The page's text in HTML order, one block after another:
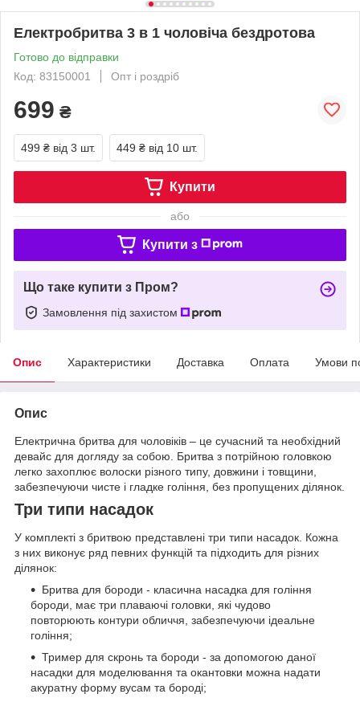
Електробритва 3 в 1 чоловіча бездротова
Готово до відправки
Код: 83150001
Опт і роздріб
699 ₴
499 ₴ від 3 шт. 449 ₴ від 10 шт.
Купити
або
Купити з
Що таке купити з Пром?
Замовлення під захистом
Опис Характеристики Доставка Оплата Умови
Опис
Електрична бритва для чоловіків – це сучасний та необхідний
девайс для догляду за собою. Бритва з потрійною головкою
легко захоплює волоски різного типу, довжини і товщини,
забезпечуючи чисте і гладке гоління, без пропущених ділянок.
Три типи насадок
У комплекті з бритвою представлені три типи насадок. Кожна
з них виконує ряд певних функцій та підходить для різних
ділянок:
Бритва для бороди - класична насадка для гоління
бороди, має три плаваючі головки, які чудово
повторюють контури обличчя, забезпечуючи ідеальне
гоління;
Тример для скронь та бороди - за допомогою даної
насадки для моделювання та окантовки можна надати
акуратну форму вусам та бороді;